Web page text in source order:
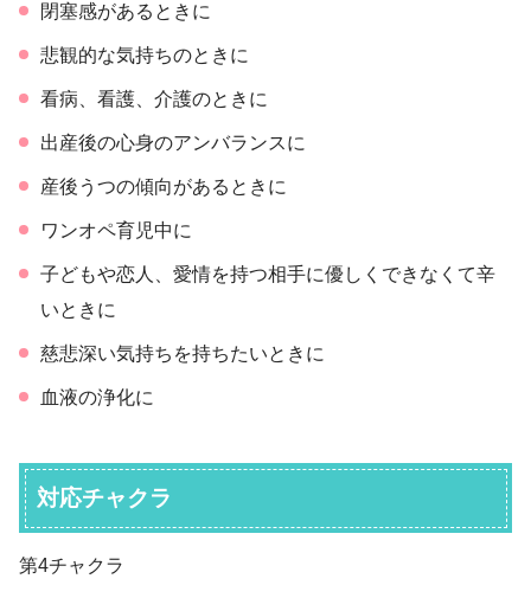
閉塞感があるときに
悲観的な気持ちのときに
看病、看護、介護のときに
出産後の心身のアンバランスに
産後うつの傾向があるときに
ワンオペ育児中に
子どもや恋人、愛情を持つ相手に優しくできなくて辛
いときに
慈悲深い気持ちを持ちたいときに
血液の浄化に
対応チャクラ
第4チャクラ